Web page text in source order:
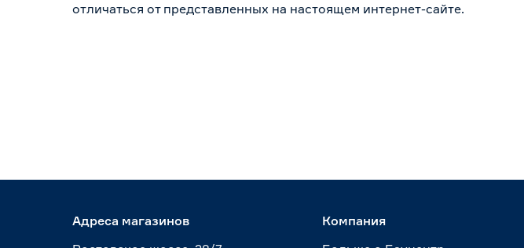
отличаться от представленных на настоящем интернет-сайте.
Адреса магазинов
Компания